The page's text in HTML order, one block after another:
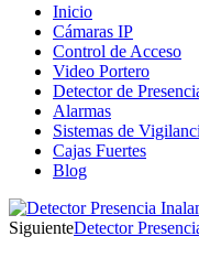
Inicio
Cámaras IP
Control de Acceso
Video Portero
Detector de
Alarmas
Sistemas de
Cajas Fuertes
Blog
SiguienteDetector